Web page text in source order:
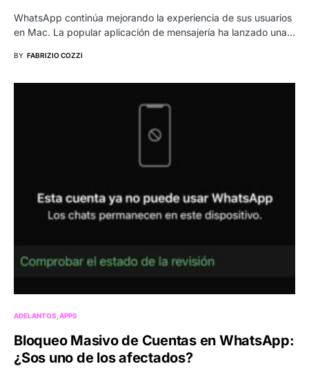
WhatsApp continúa mejorando la experiencia de sus usuarios
en Mac. La popular aplicación de mensajería ha lanzado una…
BY FABRIZIO COZZI
ADELANTOS APPS
Bloqueo Masivo de Cuentas en WhatsApp:
¿Sos uno de los afectados?